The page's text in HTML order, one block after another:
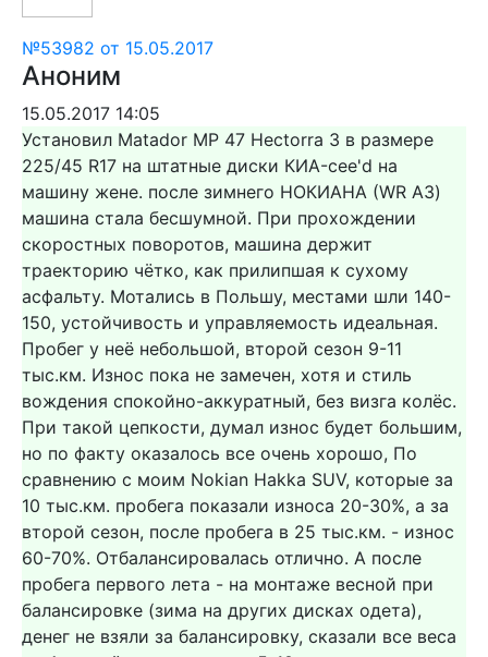
№53982 от 15.05.2017
Аноним
15.05.2017 14:05
Установил Matador MP 47 Hectorra 3 в размере
225/45 R17 на штатные диски КИА-cee'd на
машину жене. после зимнего НОКИАНА (WR A3)
машина стала бесшумной. При прохождении
скоростных поворотов, машина держит
траекторию чётко, как прилипшая к сухому
асфальту. Мотались в Польшу, местами шли 140-
150, устойчивость и управляемость идеальная.
Пробег у неё небольшой, второй сезон 9-11
тыс.км. Износ пока не замечен, хотя и стиль
вождения спокойно-аккуратный, без визга колёс.
При такой цепкости, думал износ будет большим,
но по факту оказалось все очень хорошо, По
сравнению с моим Nokian Hakka SUV, которые за
10 тыс.км. пробега показали износа 20-30%, а за
второй сезон, после пробега в 25 тыс.км. - износ
60-70%. Отбалансировалась отлично. А после
пробега первого лета - на монтаже весной при
балансировке (зима на других дисках одета),
денег не взяли за балансировку, сказали все веса